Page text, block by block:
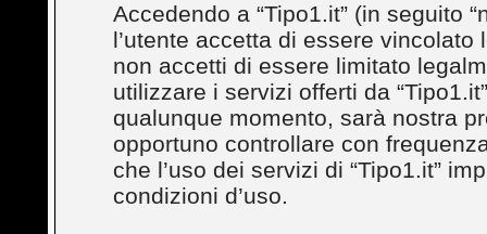
Accedendo a “Tipo1.it” (in seguito
l’utente accetta di essere
non accetti di essere limitato
utilizzare i servizi offerti da
qualunque momento, sarà nostra
opportuno controllare con
che l’uso dei servizi di “Tipo1.it”
condizioni d’uso.